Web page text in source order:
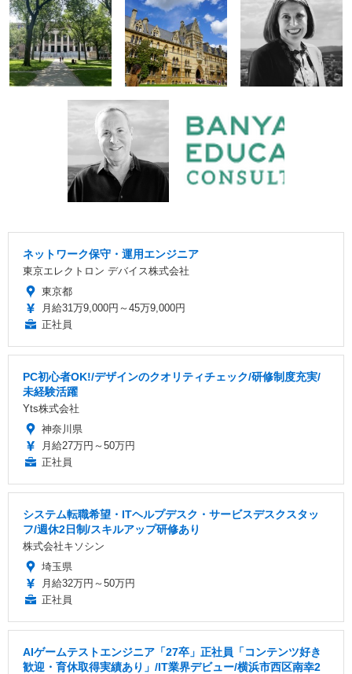
ネットワーク保守・運用エンジニア
東京エレクトロン デバイス株式会社
東京都
月給31万9,000円～45万9,000円
正社員
PC初心者OK!/デザインのクオリティチェック/研修制度充実/
未経験活躍
Yts株式会社
神奈川県
月給27万円～50万円
正社員
システム転職希望・ITヘルプデスク・サービスデスクスタッ
フ/週休2日制/スキルアップ研修あり
株式会社キソシン
埼玉県
月給32万円～50万円
正社員
AIゲームテストエンジニア「27卒」正社員「コンテンツ好き
歓迎・育休取得実績あり」/IT業界デビュー/横浜市西区南幸2